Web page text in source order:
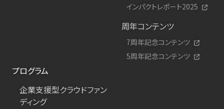
インパクトレポート2025
周年コンテンツ
7周年記念コンテンツ
5周年記念コンテンツ
プログラム
企業支援型クラウドファン
ディング